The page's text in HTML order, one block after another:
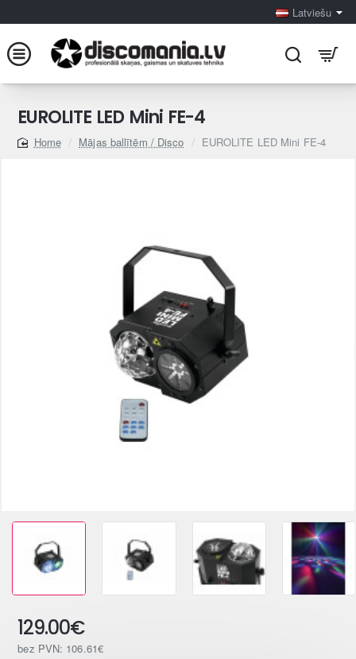
Latviešu
EUROLITE LED Mini FE-4
home
Mājas ballītēm / Disco EUROLITE LED Mini FE-4
129.00€
bez PVN: 106.61€